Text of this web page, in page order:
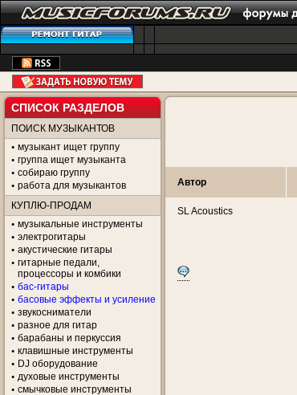
СПИСОК РАЗДЕЛОВ
ПОИСК МУЗЫКАНТОВ
музыкант ищет группу
группа ищет музыканта
собираю группу
работа для музыкантов
КУПЛЮ-ПРОДАМ
музыкальные инструменты
электрогитары
акустические гитары
гитарные педали,
процессоры и комбики
бас-гитары
басовые эффекты и усиление
звукосниматели
разное для гитар
барабаны и перкуссия
клавишные инструменты
DJ оборудование
духовые инструменты
смычковые инструменты
Автор
SL Acoustics